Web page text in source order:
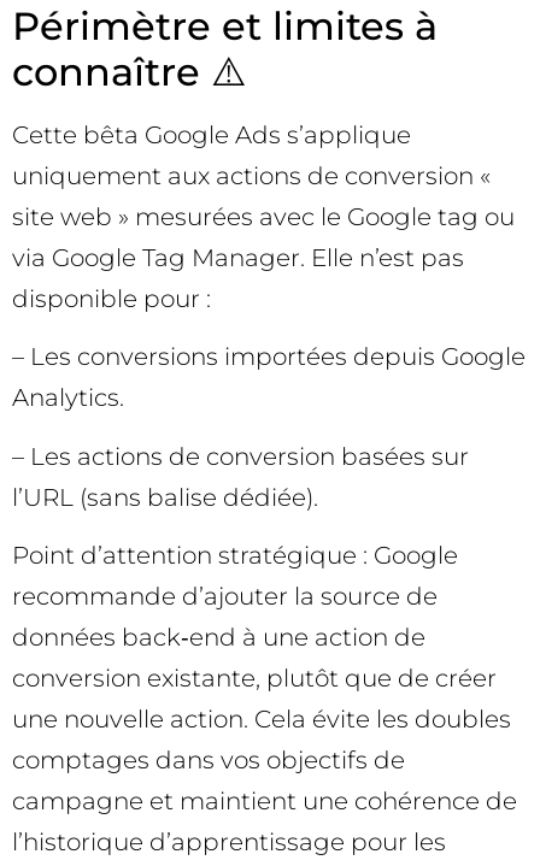
Périmètre et limites à
connaître ⚠️
Cette bêta Google Ads s’applique
uniquement aux actions de conversion «
site web » mesurées avec le Google tag ou
via Google Tag Manager. Elle n’est pas
disponible pour :
– Les conversions importées depuis Google
Analytics.
– Les actions de conversion basées sur
l’URL (sans balise dédiée).
Point d’attention stratégique : Google
recommande d’ajouter la source de
données back‑end à une action de
conversion existante, plutôt que de créer
une nouvelle action. Cela évite les doubles
comptages dans vos objectifs de
campagne et maintient une cohérence de
l’historique d’apprentissage pour les